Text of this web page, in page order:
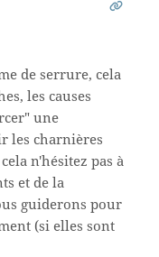
de serrure, cela
les causes
une
les charnières
n'hésitez pas à
et de la
guiderons pour
(si elles sont